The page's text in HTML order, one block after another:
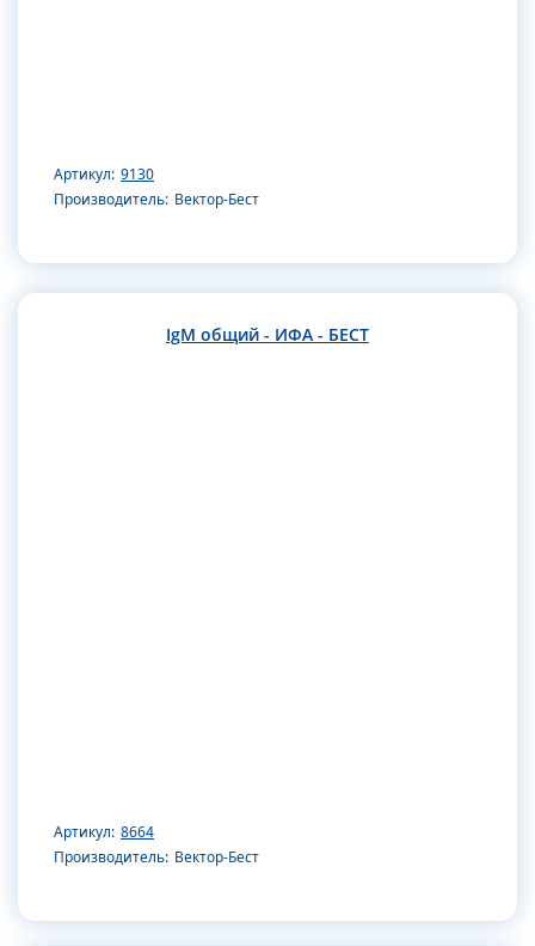
Артикул: 9130
Производитель: Вектор-Бест
IgM общий - ИФА - БЕСТ
Артикул: 8664
Производитель: Вектор-Бест